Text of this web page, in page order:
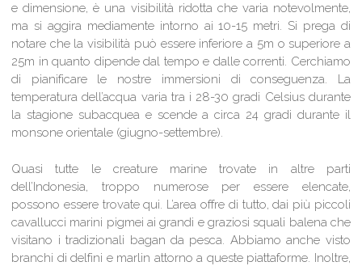
e dimensione, è una visibilità ridotta che varia notevolmente,
ma si aggira mediamente intorno ai 10-15 metri. Si prega di
notare che la visibilità può essere inferiore a 5m o superiore a
25m in quanto dipende dal tempo e dalle correnti. Cerchiamo
di pianificare le nostre immersioni di conseguenza. La
temperatura dell’acqua varia tra i 28-30 gradi Celsius durante
la stagione subacquea e scende a circa 24 gradi durante il
monsone orientale (giugno-settembre).
Quasi tutte le creature marine trovate in altre parti
dell’Indonesia, troppo numerose per essere elencate,
possono essere trovate qui. L’area offre di tutto, dai più piccoli
cavallucci marini pigmei ai grandi e graziosi squali balena che
visitano i tradizionali bagan da pesca. Abbiamo anche visto
branchi di delfini e marlin attorno a queste piattaforme. Inoltre,